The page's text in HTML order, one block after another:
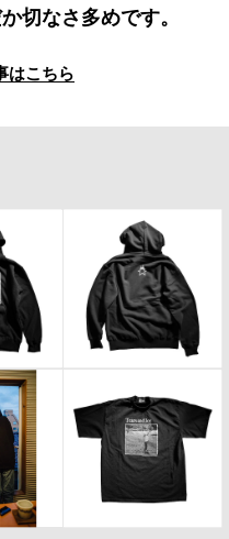
切なさ多めです。
はこちら